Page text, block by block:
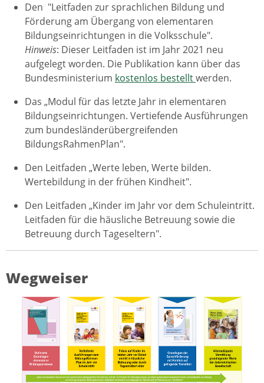
Den "Leitfaden zur sprachlichen Bildung und
Förderung am Übergang von elementaren
Bildungseinrichtungen in die Volksschule".
Hinweis: Dieser Leitfaden ist im Jahr 2021 neu
aufgelegt worden. Die Publikation kann über das
Bundesministerium kostenlos bestelltwerden.
Das „Modul für das letzte Jahr in elementaren
Bildungseinrichtungen. Vertiefende Ausführungen
zum bundesländerübergreifenden
BildungsRahmenPlan".
Den Leitfaden „Werte leben, Werte bilden.
Wertebildung in der frühen Kindheit".
Den Leitfaden „Kinder im Jahr vor dem Schuleintritt.
Leitfaden für die häusliche Betreuung sowie die
Betreuung durch Tageseltern".
Wegweiser